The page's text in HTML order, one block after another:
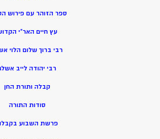
ספר הזוהר עם פירוש
עץ חיים האר”י
רבי ברוך שלום הלוי
רבי יהודה לייב
קבלה ותורת החן
סודות התורה
פרשת השבוע